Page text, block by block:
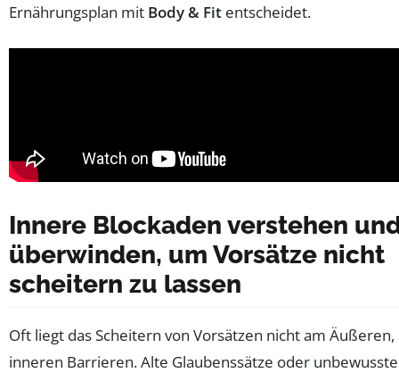
Ernährungsplan mit Body & Fit entscheidet.
Innere Blockaden verstehen
überwinden, um Vorsätze nicht
scheitern zu lassen
Oft liegt das Scheitern von Vorsätzen nicht am
inneren Barrieren. Alte Glaubenssätze oder